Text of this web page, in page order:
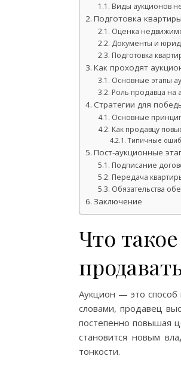
Виды аукционов
Подготовка
Оценка
Документы и
Подготовка
Как проходят
Основные этапы
Роль продавца на
Стратегии для
Основные
Как продавцу
Типичные
Пост-аукционные
Подписание
Передача
Обязательства
Заключение
Что
Аукцион — это
словами, продавец
постепенно повышая
становится новым
тонкости.